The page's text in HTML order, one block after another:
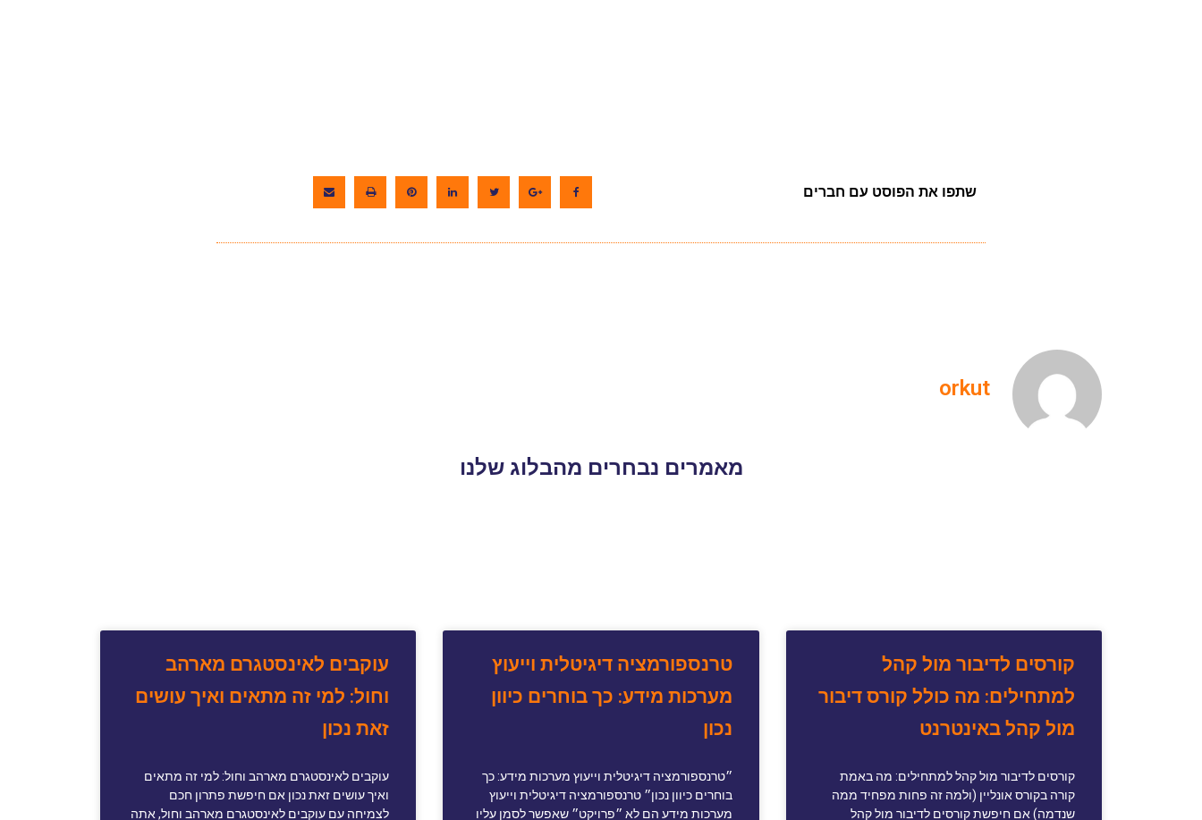
שתפו את הפוסט עם חברים
orkut
מאמרים נבחרים מהבלוג שלנו
קורסים לדיבור מול קהל
למתחילים: מה כולל קורס דיבור
מול קהל באינטרנט
קורסים לדיבור מול קהל למתחילים: מה באמת
קורה בקורס אונליין (ולמה זה פחות מפחיד ממה
שנדמה) אם חיפשת קורסים לדיבור מול קהל
טרנספורמציה דיגיטלית וייעוץ
מערכות מידע: כך בוחרים כיוון
נכון
״טרנספורמציה דיגיטלית וייעוץ מערכות מידע: כך
בוחרים כיוון נכון״ טרנספורמציה דיגיטלית וייעוץ
מערכות מידע הם לא ״פרויקט״ שאפשר לסמן עליו
עוקבים לאינסטגרם מארהב
וחול: למי זה מתאים ואיך עושים
זאת נכון
עוקבים לאינסטגרם מארהב וחול: למי זה מתאים
ואיך עושים זאת נכון אם חיפשת פתרון חכם
לצמיחה עם עוקבים לאינסטגרם מארהב וחול, אתה